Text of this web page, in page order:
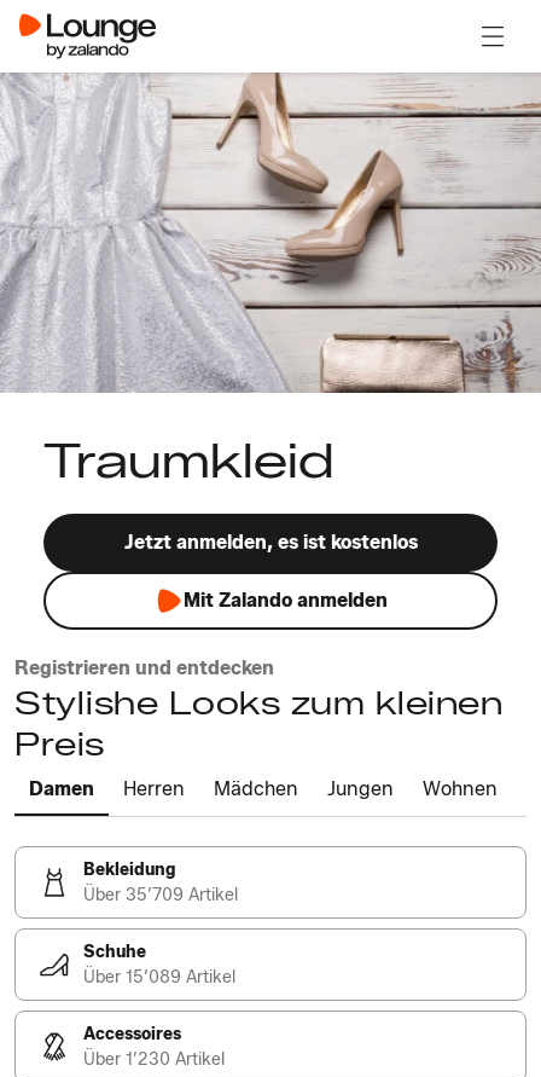
Traumkleid
Jetzt anmelden, es ist kostenlos
Mit Zalando anmelden
Registrieren und entdecken
Stylishe Looks zum kleinen
Preis
Damen Herren Mädchen Jungen Wohnen
Bekleidung
Über 35’709 Artikel
Schuhe
Über 15’089 Artikel
Accessoires
Über 1’230 Artikel